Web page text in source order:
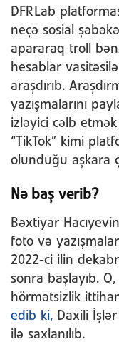
DFRLab
neçə sosial
apararaq troll
hesablar vasitəsilə
araşdırıb.
yazışmalarını
izləyici cəlb
“TikTok” kimi
olunduğu aşkara
Nə baş verib?
Bəxtiyar
foto və
2022-ci ilin
sonra başlayıb.
hörmətsizlik
edib ki, Daxili
ilə saxlanılıb.